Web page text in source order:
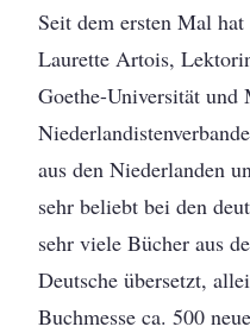
Seit dem ersten Mal
Laurette Artois,
Goethe-Universität
aus den Niederlanden
sehr beliebt bei den
sehr viele Bücher aus
Deutsche übersetzt,
Buchmesse ca. 500